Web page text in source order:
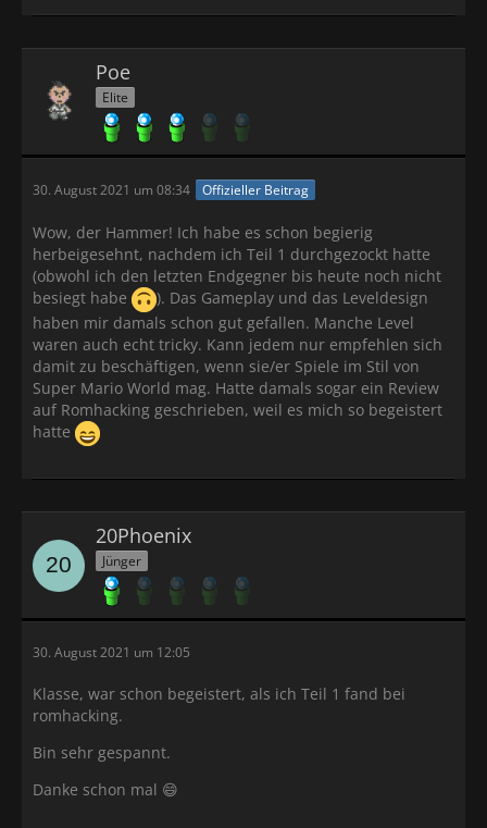
Poe
Elite
30. August 2021 um 08:34 Offizieller Beitrag
Wow, der Hammer! Ich habe es schon begierig
herbeigesehnt, nachdem ich Teil 1 durchgezockt hatte
(obwohl ich den letzten Endgegner bis heute noch nicht
besiegt habe
). Das Gameplay und das Leveldesign
haben mir damals schon gut gefallen. Manche Level
waren auch echt tricky. Kann jedem nur empfehlen sich
damit zu beschäftigen, wenn sie/er Spiele im Stil von
Super Mario World mag. Hatte damals sogar ein Review
auf Romhacking geschrieben, weil es mich so begeistert
hatte
20Phoenix
Jünger
30. August 2021 um 12:05
Klasse, war schon begeistert, als ich Teil 1 fand bei
romhacking.
Bin sehr gespannt.
Danke schon mal 😄